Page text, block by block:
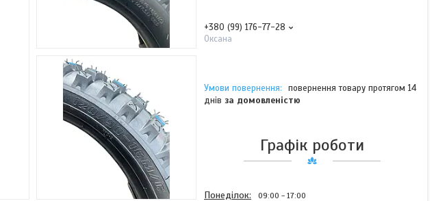
+380 (99) 176-77-28
Оксана
повернення товару протягом 14
днів за домовленістю
Графік роботи
Понеділок 09:00 17:00